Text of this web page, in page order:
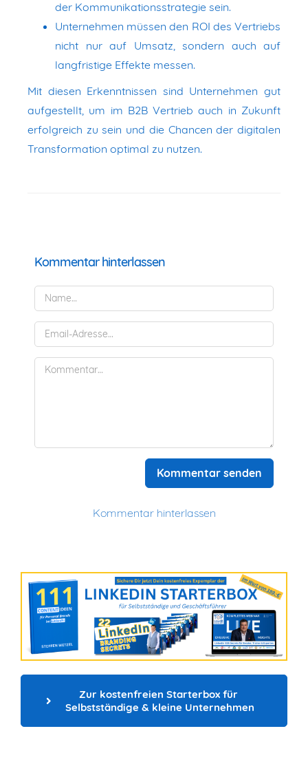
der Kommunikationsstrategie sein.
Unternehmen müssen den ROI des Vertriebs
nicht nur auf Umsatz, sondern auch auf
langfristige Effekte messen.
Mit diesen Erkenntnissen sind Unternehmen gut
aufgestellt, um im B2B Vertrieb auch in Zukunft
erfolgreich zu sein und die Chancen der digitalen
Transformation optimal zu nutzen.
Kommentar hinterlassen
Kommentar senden
Kommentar hinterlassen
Zur kostenfreien Starterbox für
Selbstständige & kleine Unternehmen